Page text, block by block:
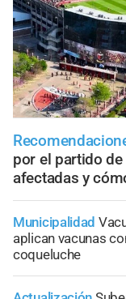
por el partido
afectadas y
Municipalidad
aplican vacunas
coqueluche